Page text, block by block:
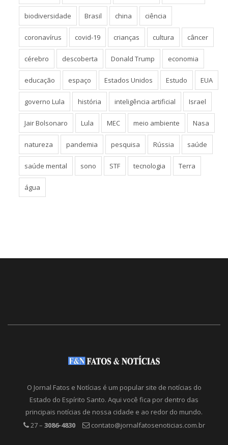
biodiversidade Brasil china ciência
coronavírus covid-19 crianças cultura câncer
cérebro descoberta Donald Trump economia
educação espaço Estados Unidos Estudo EUA
governo Lula história inteligência artificial Israel
Jair Bolsonaro Lula MEC meio ambiente Nasa
natureza pandemia pesquisa Rússia saúde
saúde mental sono STF tecnologia Terra
água
O Jornal Fatos e Notícias é um popular site de notícias do
Estado do Espírito Santo. Aqui você fica por dentro das
principais notícias de nossa cidade e ao redor do mundo.
27 – 3086-4830 contato@jornalfatosenoticias.com.br